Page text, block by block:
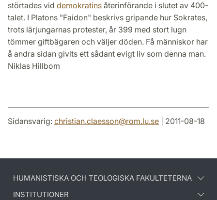
störtades vid demokratins återinförande i slutet av 400-
talet. I Platons "Faidon" beskrivs gripande hur Sokrates,
trots lärjungarnas protester, år 399 med stort lugn
tömmer giftbägaren och väljer döden. Få människor har
å andra sidan givits ett sådant evigt liv som denna man.
Niklas Hillbom
Sidansvarig: christian.claesson@rom.lu.se | 2011-08-18
HUMANISTISKA OCH TEOLOGISKA FAKULTETERNA
INSTITUTIONER